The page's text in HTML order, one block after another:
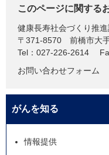
このページに関する
健康長寿社会づくり推進
〒371-8570
前橋市大
Tel：027-226-2614
お問い合わせフォーム
がんを知る
情報提供